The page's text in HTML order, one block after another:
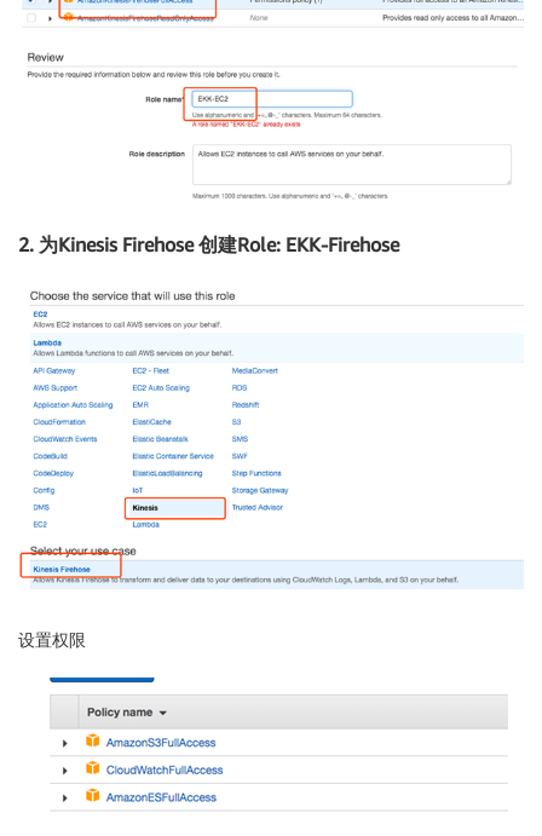
2. 为Kinesis Firehose 创建Role: EKK-Firehose
设置权限